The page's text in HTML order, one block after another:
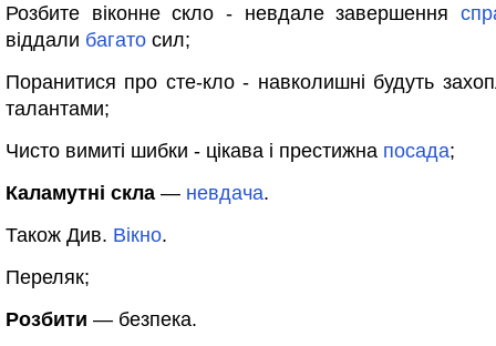
Розбите віконне скло - невдале завершення
віддали багато сил;
Поранитися про сте-кло - навколишні будуть
талантами;
Чисто вимиті шибки - цікава і престижна посада;
Каламутні скла — невдача.
Також Див. Вікно.
Переляк;
Розбити — безпека.